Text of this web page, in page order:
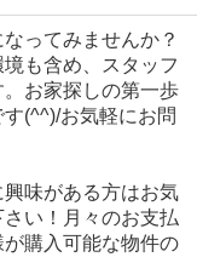
ってみませんか？
も含め、スタッフ
お家探しの第一歩
(^^)/お気軽にお問
興味がある方はお気
い！月々のお支払
購入可能な物件の